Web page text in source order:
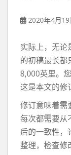
2020年4月19
实际上，无论
的初稿最长都
8,000英里。
这是本文的修
修订意味着需
每次都需要从
后的一致性，
整理，检查修